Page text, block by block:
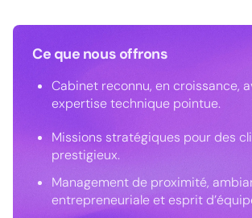
Ce que nous offrons
Cabinet reconnu, en croissance,
expertise technique pointue.
Missions stratégiques pour des
prestigieux.
Management de proximité,
entrepreneuriale et esprit